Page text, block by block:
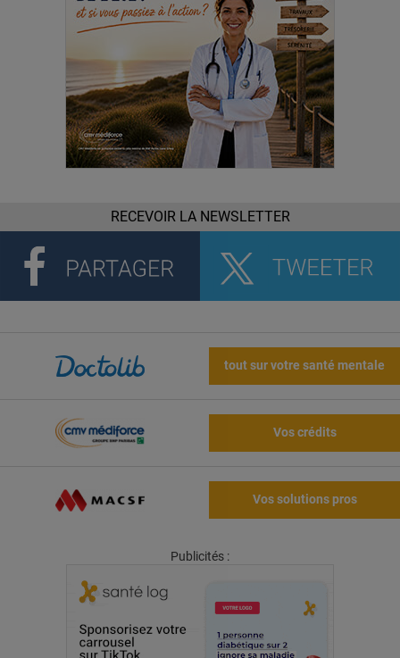
RECEVOIR LA NEWSLETTER
tout sur votre santé mentale
Vos crédits
Vos solutions pros
Publicités :